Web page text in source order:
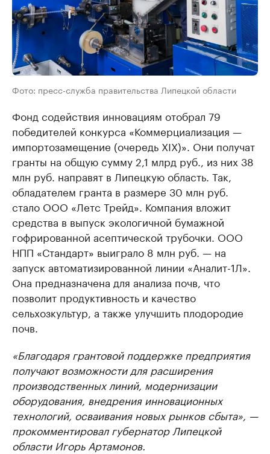
Фото: пресс-служба правительства Липецкой области
Фонд содействия инновациям отобрал 79
победителей конкурса «Коммерциализация —
импортозамещение (очередь XIX)». Они получат
гранты на общую сумму 2,1 млрд руб., из них 38
млн руб. направят в Липецкую область. Так,
обладателем гранта в размере 30 млн руб.
стало ООО «Летс Трейд». Компания вложит
средства в выпуск экологичной бумажной
гофрированной асептической трубочки. ООО
НПП «Стандарт» выиграло 8 млн руб. — на
запуск автоматизированной линии «Аналит-1Л».
Она предназначена для анализа почв, что
позволит продуктивность и качество
сельхозкультур, а также улучшить плодородие
почв.
«Благодаря грантовой поддержке предприятия
получают возможности для расширения
производственных линий, модернизации
оборудования, внедрения инновационных
технологий, осваивания новых рынков сбыта», —
прокомментировал губернатор Липецкой
области Игорь Артамонов.